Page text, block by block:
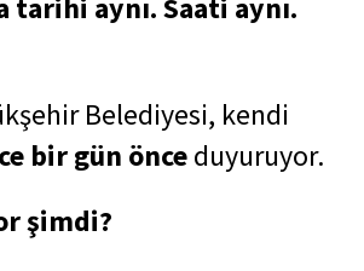
tarihi aynı. Saati aynı.
Belediyesi, kendi
bir gün önceduyuruyor.
şimdi?